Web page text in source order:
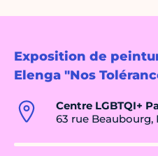
Exposition de
Elenga "Nos
Centre LGBTQI+
63 rue Beaubourg,